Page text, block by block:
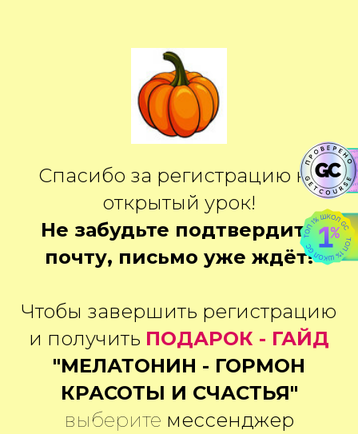
Спасибо за регистрацию на
открытый урок!
Не забудьте подтвердить
почту, письмо уже ждёт!
Чтобы завершить регистрацию
и получить ПОДАРОК - ГАЙД
"МЕЛАТОНИН - ГОРМОН
КРАСОТЫ И СЧАСТЬЯ"
выберите мессенджер